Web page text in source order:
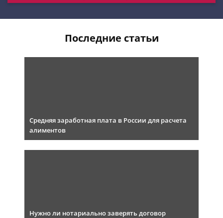
Последние статьи
Средняя заработная плата в России для расчета
алиментов
Нужно ли нотариально заверять договор